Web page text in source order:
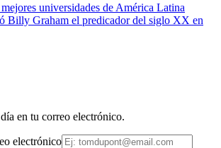
universidades de América Latina
Billy Graham el predicador del siglo XX en
en tu correo electrónico.
electrónico